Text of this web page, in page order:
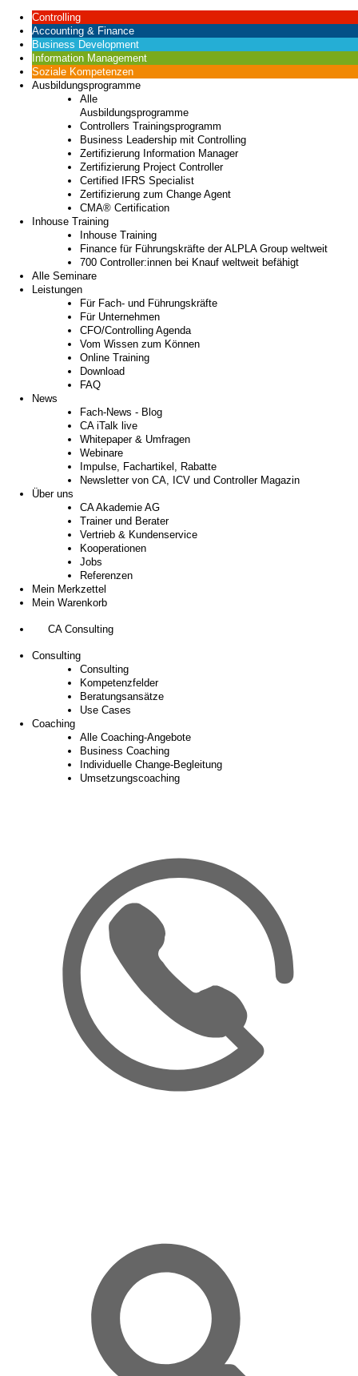
Controlling
Accounting & Finance
Business Development
Information Management
Soziale Kompetenzen
Ausbildungsprogramme
Alle
Ausbildungsprogramme
Controllers Trainingsprogramm
Business Leadership mit Controlling
Zertifizierung Information Manager
Zertifizierung Project Controller
Certified IFRS Specialist
Zertifizierung zum Change Agent
CMA® Certification
Inhouse Training
Inhouse Training
Finance für Führungskräfte der ALPLA Group weltweit
700 Controller:innen bei Knauf weltweit befähigt
Alle Seminare
Leistungen
Für Fach- und Führungskräfte
Für Unternehmen
CFO/Controlling Agenda
Vom Wissen zum Können
Online Training
Download
FAQ
News
Fach-News - Blog
CA iTalk live
Whitepaper & Umfragen
Webinare
Impulse, Fachartikel, Rabatte
Newsletter von CA, ICV und Controller Magazin
Über uns
CA Akademie AG
Trainer und Berater
Vertrieb & Kundenservice
Kooperationen
Jobs
Referenzen
Mein Merkzettel
Mein Warenkorb
CA Consulting
Consulting
Consulting
Kompetenzfelder
Beratungsansätze
Use Cases
Coaching
Alle Coaching-Angebote
Business Coaching
Individuelle Change-Begleitung
Umsetzungscoaching